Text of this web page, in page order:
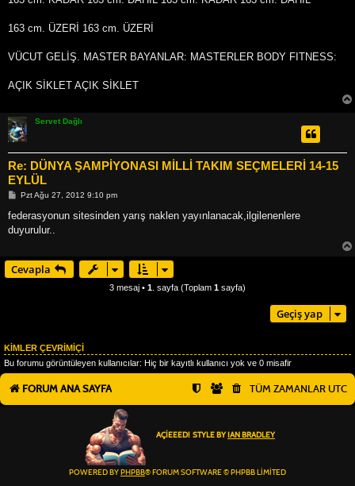
163 cm. ÜZERİ 163 cm. ÜZERİ
VÜCUT GELİŞ. MASTER BAYANLAR: MASTERLER BODY FITNESS:
AÇIK SİKLET AÇIK SİKLET
Servet Dağlı
Re: DÜNYA ŞAMPİYONASI MİLLİ TAKIM SEÇMELERİ 14-15
EYLÜL
M
s
j
Pzt Ağu 27, 2012 9:10 pm
federasyonun sitesinden yarış naklen yayınlanacak,ilgilenenlere
duyurulur..
Cevapla
3 mesaj • 1 . sayfa (Toplam 1 sayfa)
Geçiş yap
KIMLER ÇEVRIMIÇI
Bu forumu görüntüleyen kullanıcılar: Hiç bir kayıtlı kullanıcı yok ve 0 misafir
FORUM ANA SAYFA TÜM ZAMANLAR UTC
AÇIEEED! STYLE BY IAN BRADLEY
POWERED BY PHPBB® FORUM SOFTWARE © PHPBB LIMITED